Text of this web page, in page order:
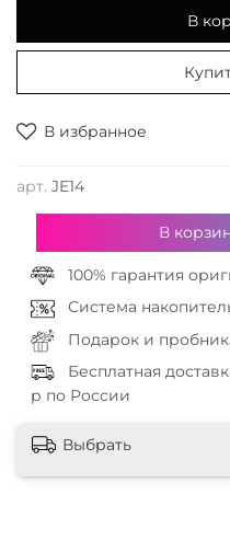
В избранное
арт. JE14
В
В
100% гарантия
Система
Подарок и
Бесплатная
р по России
Выбрать